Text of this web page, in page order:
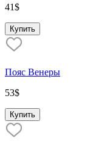
41$
Купить
Пояс Венеры
53$
Купить